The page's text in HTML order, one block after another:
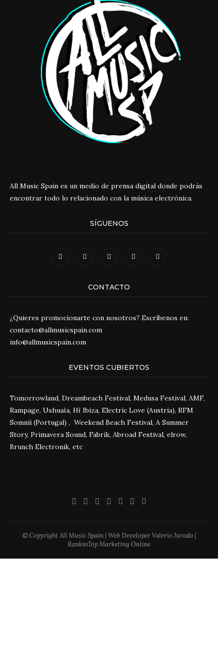
All Music Spain es un medio de prensa digital donde podrás
encontrar todo lo relacionado con la música electrónica.
SÍGUENOS
CONTACTO
¿Quieres promocionarte con nosotros? Escríbenos en:
contacto@allmusicspain.com
info@allmusicspain.com
EVENTOS CUBIERTOS
Tomorrowland, Dreambeach Festival, Medusa Festival, AMF,
Rampage, Ushuaïa, Hï Ibiza, Electric Love (Austria), RFM
Somnii (Portugal) , Weekend Beach Festival, A Summer
Story, Primavera Sound, Fabrik, Abroad Festival, elrow,
Brunch Electronik, etc
© Copyright All Music Spain | Web Developer Valerio Jurado |
RankinTop Marketing Online